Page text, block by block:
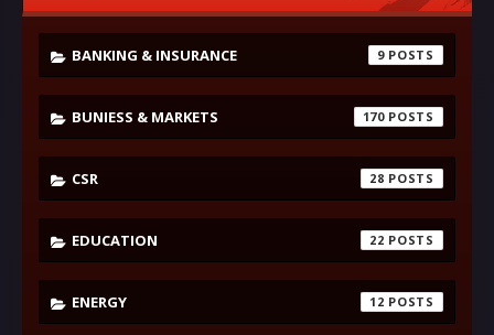
BANKING & INSURANCE 9
BUNIESS & MARKETS 170
CSR 28
EDUCATION 22
ENERGY 12